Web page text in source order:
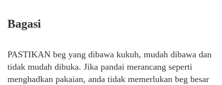
Bagasi
PASTIKAN beg yang dibawa kukuh, mudah dibawa dan
tidak mudah dibuka. Jika pandai merancang seperti
menghadkan pakaian, anda tidak memerlukan beg besar